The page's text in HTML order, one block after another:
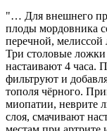
"… Для внешнего
плоды мордовника
перечной, мелиссой
Три столовые ложки
настаивают 4 часа.
фильтруют и
тополя чёрного.
миопатии, неврите
слоя, смачивают